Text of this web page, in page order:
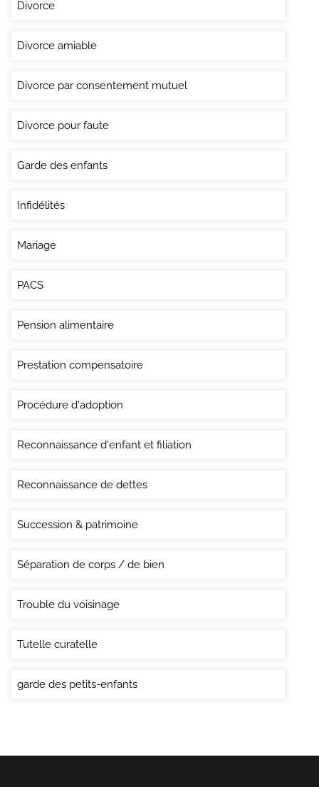
Divorce
Divorce amiable
Divorce par consentement mutuel
Divorce pour faute
Garde des enfants
Infidélités
Mariage
PACS
Pension alimentaire
Prestation compensatoire
Procédure d'adoption
Reconnaissance d'enfant et filiation
Reconnaissance de dettes
Succession & patrimoine
Séparation de corps / de bien
Trouble du voisinage
Tutelle curatelle
garde des petits-enfants